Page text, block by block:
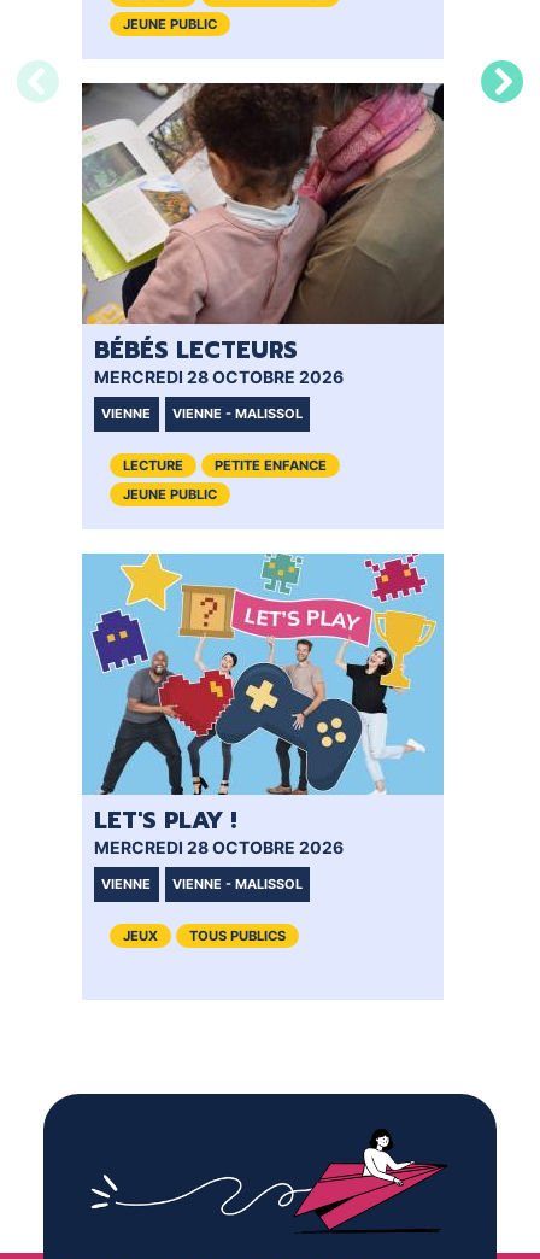
JEUNE PUBLIC
BÉBÉS LECTEURS
MERCREDI 28 OCTOBRE 2026
VIENNE VIENNE - MALISSOL
LECTURE
PETITE ENFANCE
JEUNE PUBLIC
LET'S PLAY !
MERCREDI 28 OCTOBRE 2026
VIENNE VIENNE - MALISSOL
JEUX TOUS PUBLICS